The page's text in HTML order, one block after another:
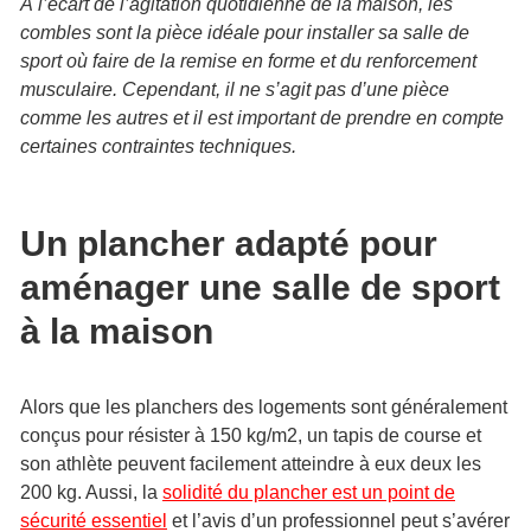
À l’écart de l’agitation quotidienne de la maison, les
combles sont la pièce idéale pour installer sa salle de
sport où faire de la remise en forme et du renforcement
musculaire. Cependant, il ne s’agit pas d’une pièce
comme les autres et il est important de prendre en compte
certaines contraintes techniques.
Un plancher adapté pour
aménager une salle de sport
à la maison
Alors que les planchers des logements sont généralement
conçus pour résister à 150 kg/m2, un tapis de course et
son athlète peuvent facilement atteindre à eux deux les
200 kg. Aussi, la solidité du plancher est un point de
sécurité essentiel et l’avis d’un professionnel peut s’avérer